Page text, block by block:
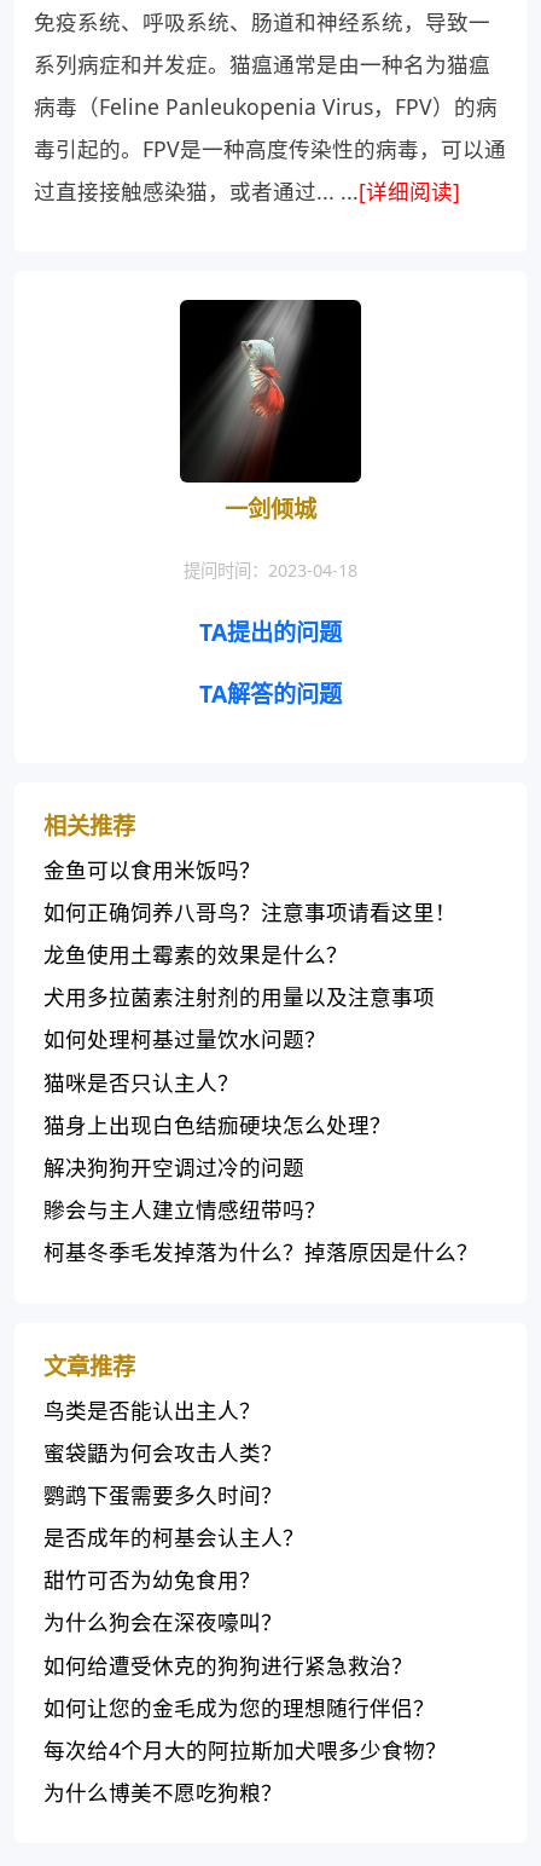
免疫系统、呼吸系统、肠道和神经系统，导致一
系列病症和并发症。猫瘟通常是由一种名为猫瘟
病毒（Feline Panleukopenia Virus，FPV）的病
毒引起的。FPV是一种高度传染性的病毒，可以通
过直接接触感染猫，或者通过... ...[详细阅读]
一剑倾城
提问时间：2023-04-18
TA提出的问题
TA解答的问题
相关推荐
金鱼可以食用米饭吗？
如何正确饲养八哥鸟？注意事项请看这里！
龙鱼使用土霉素的效果是什么？
犬用多拉菌素注射剂的用量以及注意事项
如何处理柯基过量饮水问题？
猫咪是否只认主人？
猫身上出现白色结痂硬块怎么处理？
解决狗狗开空调过冷的问题
贂会与主人建立情感纽带吗？
柯基冬季毛发掉落为什么？掉落原因是什么？
文章推荐
鸟类是否能认出主人？
蜜袋鼯为何会攻击人类？
鹦鹉下蛋需要多久时间？
是否成年的柯基会认主人？
甜竹可否为幼兔食用？
为什么狗会在深夜嚎叫？
如何给遭受休克的狗狗进行紧急救治？
如何让您的金毛成为您的理想随行伴侣？
每次给4个月大的阿拉斯加犬喂多少食物？
为什么博美不愿吃狗粮？